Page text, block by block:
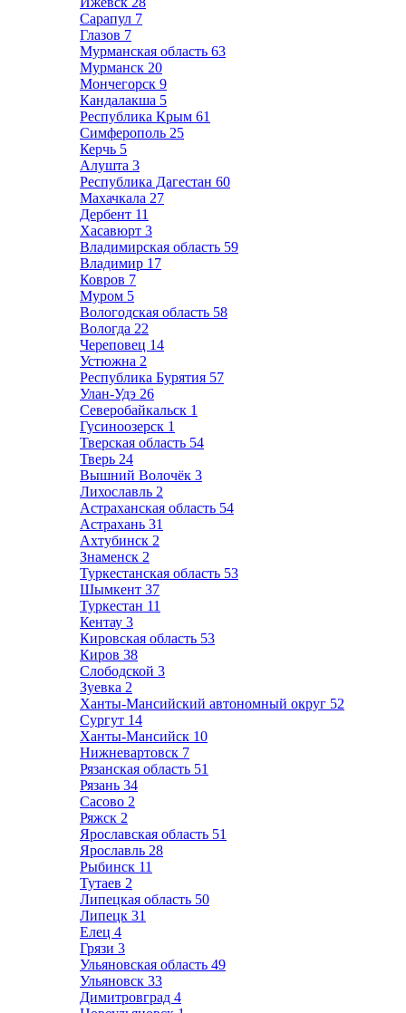
Сарапул 7
Глазов 7
Мурманская область 63
Мурманск 20
Мончегорск 9
Кандалакша 5
Республика Крым 61
Симферополь 25
Керчь 5
Алушта 3
Республика Дагестан 60
Махачкала 27
Дербент 11
Хасавюрт 3
Владимирская область 59
Владимир 17
Ковров 7
Муром 5
Вологодская область 58
Вологда 22
Череповец 14
Устюжна 2
Республика Бурятия 57
Улан-Удэ 26
Северобайкальск 1
Гусиноозерск 1
Тверская область 54
Тверь 24
Вышний Волочёк 3
Лихославль 2
Астраханская область 54
Астрахань 31
Ахтубинск 2
Знаменск 2
Туркестанская область 53
Шымкент 37
Туркестан 11
Кентау 3
Кировская область 53
Киров 38
Слободской 3
Зуевка 2
Ханты-Мансийский автономный округ 52
Сургут 14
Ханты-Мансийск 10
Нижневартовск 7
Рязанская область 51
Рязань 34
Сасово 2
Ряжск 2
Ярославская область 51
Ярославль 28
Рыбинск 11
Тутаев 2
Липецкая область 50
Липецк 31
Елец 4
Грязи 3
Ульяновская область 49
Ульяновск 33
Димитровград 4